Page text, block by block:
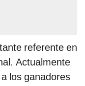
referente en
Actualmente
los ganadores